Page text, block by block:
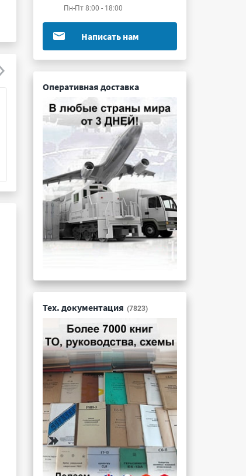
К73-17 0.39мкФ 250В 20%
Подробнее ...
Пн-Пт 8:00 - 18:00
Написать нам
Оперативная доставка
Тех. документация (7823)